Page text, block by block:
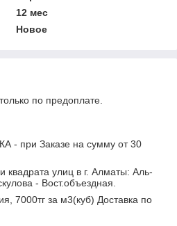
12 мес
Новое
по предоплате.
при Заказе на сумму от 30
квадрата улиц в г. Алматы: Аль-
- Вост.объездная.
7000тг за м3(куб) Доставка по